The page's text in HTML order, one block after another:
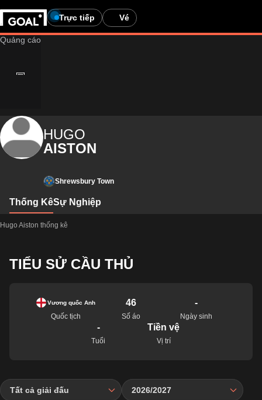
Trực tiếp Vé
HUGO
AISTON
Shrewsbury Town
Thống KêSự Nghiệp
Hugo Aiston thống kê
TIỂU SỬ CẦU THỦ
Vương quốc Anh
Quốc tịch
46
Số áo
-
Ngày sinh
-
Tuổi
Tiền vệ
Vị trí
Tất cả giải đấu 2026/2027